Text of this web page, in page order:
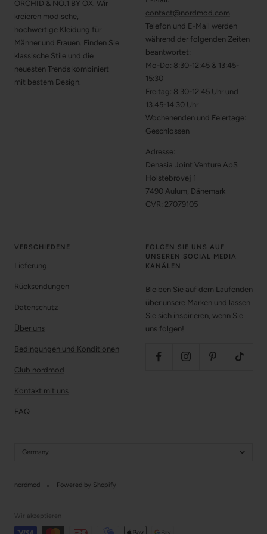
ORCHID & NO.1 BY OX. Wir
kreieren modische,
hochwertige Kleidung für
Männer und Frauen. Finden Sie
klassische Stile und die
neuesten Trends kombiniert
mit bestem Design.
contact@nordmod.com
Telefon und E-Mail werden
während der folgenden Zeiten
beantwortet:
Mo-Do: 8:30-12:45 & 13:45-
15:30
Freitag: 8.30-12.45 Uhr und
13.45-14.30 Uhr
Wochenenden und Feiertage:
Geschlossen
Adresse:
Denasia Joint Venture ApS
Holstebrovej 1
7490 Aulum, Dänemark
CVR: 27079105
VERSCHIEDENE
Lieferung
Rücksendungen
Datenschutz
Über uns
Bedingungen und Konditionen
Club nordmod
Kontakt mit uns
FAQ
FOLGEN SIE UNS AUF
UNSEREN SOCIAL MEDIA
KANÄLEN
Bleiben Sie auf dem Laufenden
über unsere Marken und lassen
Sie sich inspirieren, wenn Sie
uns folgen!
Germany
nordmod Powered by Shopify
Wir akzeptieren